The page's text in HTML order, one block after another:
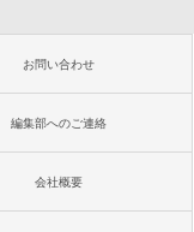
お問い合わせ
編集部へのご連絡
会社概要